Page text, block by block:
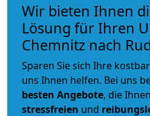
Wir bieten Ihnen
Lösung für Ihren
Chemnitz nach
Sparen Sie sich Ihre
uns Ihnen helfen. Bei uns
besten Angebote, die Ihnen
stressfreien und